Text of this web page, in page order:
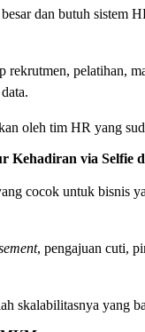
dan butuh
rekrutmen, pelatihan,
oleh tim HR yang
Kehadiran via Selfie
cocok untuk bisnis
, pengajuan cuti,
skalabilitasnya yang